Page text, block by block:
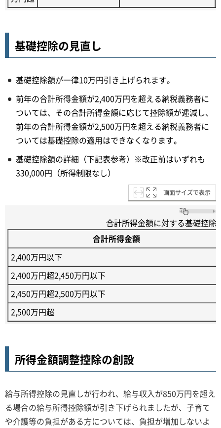
基礎控除の見直し
基礎控除額が一律10万円引き上げられます。
前年の合計所得金額が2,400万円を超える納税義務者に
ついては、その合計所得金額に応じて控除額が逓減し、
前年の合計所得金額が2,500万円を超える納税義務者に
ついては基礎控除の適用はできなくなります。
基礎控除額の詳細（下記表参考）※改正前はいずれも
330,000円（所得制限なし）
画面サイズで表示
合計所得金額に対する基礎控除
合計所得金額
2,400万円以下
2,400万円超2,450万円以下
2,450万円超2,500万円以下
2,500万円超
所得金額調整控除の創設
給与所得控除の見直しが行われ、給与収入が850万円を超え
る場合の給与所得控除額が引き下げられましたが、子育て
や介護等の負担がある方については、負担が増加しないよ